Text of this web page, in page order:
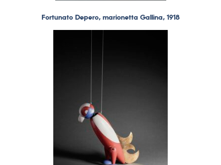
Fortunato Depero, marionetta Gallina, 1918